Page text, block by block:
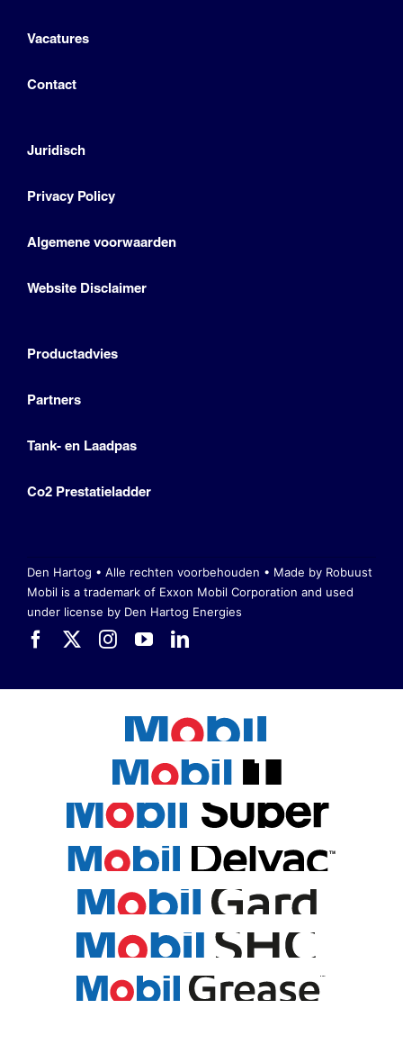
Vacatures
Contact
Juridisch
Privacy Policy
Algemene voorwaarden
Website Disclaimer
Productadvies
Partners
Tank- en Laadpas
Co2 Prestatieladder
Den Hartog • Alle rechten voorbehouden • Made by Robuust
Mobil is a trademark of Exxon Mobil Corporation and used
under license by Den Hartog Energies